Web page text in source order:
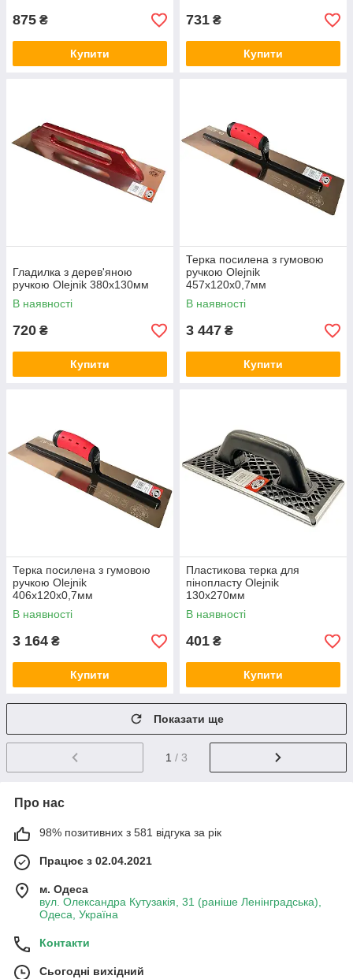
875 ₴
Купити
731 ₴
Купити
Гладилка з дерев'яною
ручкою Olejnik 380x130мм
В наявності
720 ₴
Купити
Терка посилена з гумовою
ручкою Olejnik
457x120x0,7мм
В наявності
3 447 ₴
Купити
Терка посилена з гумовою
ручкою Olejnik
406x120x0,7мм
В наявності
3 164 ₴
Купити
Пластикова терка для
пінопласту Olejnik
130x270мм
В наявності
401 ₴
Купити
Показати ще
1 / 3
Про нас
98% позитивних з 581 відгука за рік
Працює з 02.04.2021
м. Одеса
вул. Олександра Кутузакія, 31 (раніше Ленінградська),
Одеса, Україна
Контакти
Сьогодні вихідний